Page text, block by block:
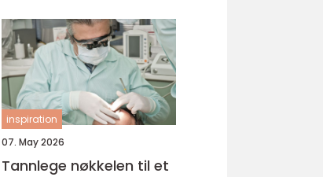
hverdagsmestring
inspiration
07. May 2026
Tannlege nøkkelen til et